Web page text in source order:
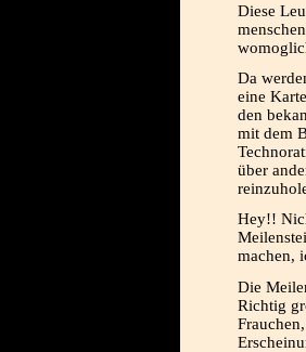
Diese
Da
eine
den
mit dem
über
Hey!!
machen,
Die
Richtig